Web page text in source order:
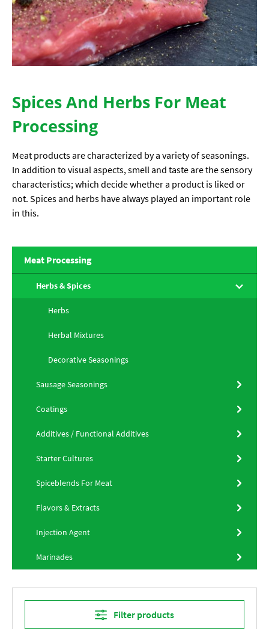
Spices And Herbs For Meat
Processing
Meat products are characterized by a variety of seasonings.
In addition to visual aspects, smell and taste are the sensory
characteristics; which decide whether a product is liked or
not. Spices and herbs have always played an important role
in this.
Meat Processing
Herbs & Spices
Herbs
Herbal Mixtures
Decorative Seasonings
Sausage Seasonings
Coatings
Additives / Functional Additives
Starter Cultures
Spiceblends For Meat
Flavors & Extracts
Injection Agent
Marinades
Filter products